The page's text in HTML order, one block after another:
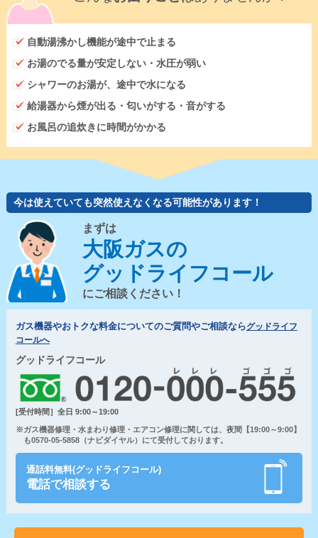
自動湯沸かし機能が途中で止まる
お湯のでる量が安定しない・水圧が弱い
シャワーのお湯が、途中で水になる
給湯器から煙が出る・匂いがする・音がする
お風呂の追炊きに時間がかかる
今は使えていても突然使えなくなる可能性があります！
まずは
大阪ガスの
グッドライフコール
にご相談ください！
ガス機器やおトクな料金についてのご質問やご相談ならグッドライフ
コールへ
グッドライフコール
[受付時間］全日 9:00～19:00
※ガス機器修理・水まわり修理・エアコン修理に関しては、夜間【19:00～9:00】
も0570-05-5858（ナビダイヤル）にて受付しております。
通話料無料(グッドライフコール)
電話で相談する